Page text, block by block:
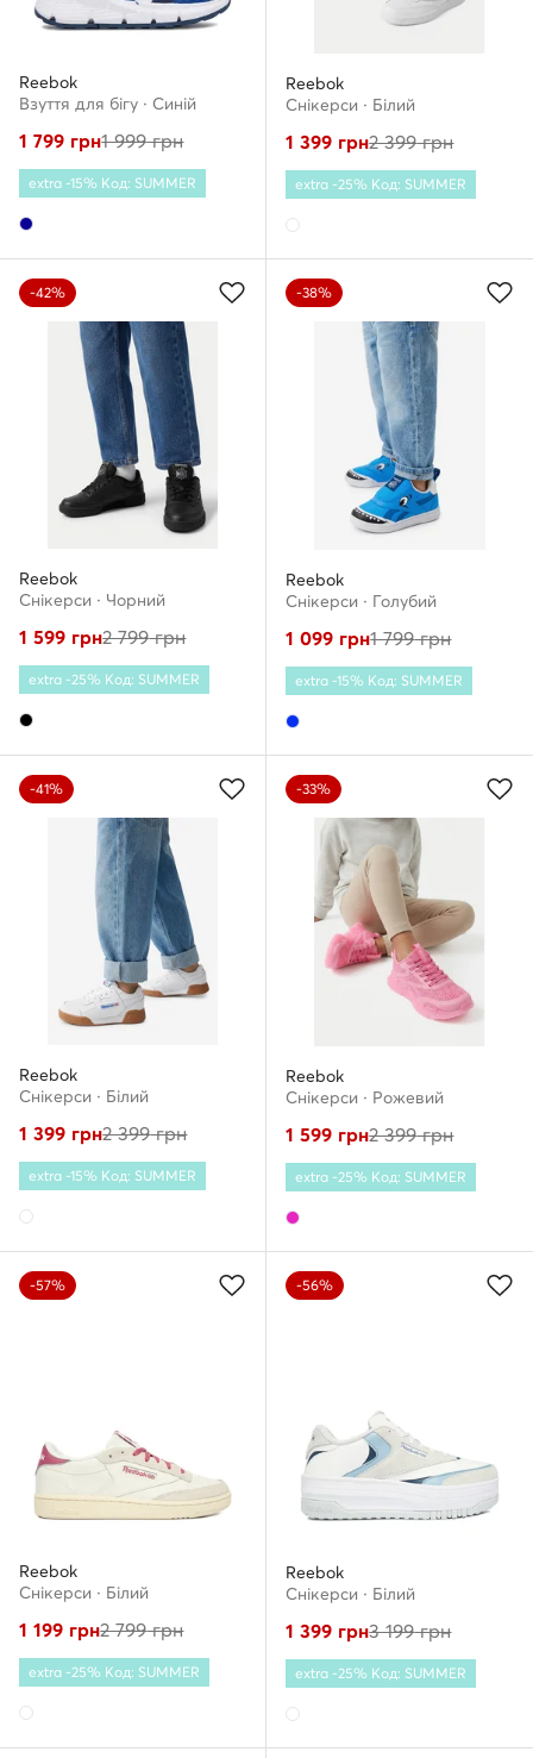
Reebok
Взуття для бігу · Cиній
1 799 грн1 999грн
extra -15% Код: SUMMER
Reebok
Снікерcи · Білий
1 399 грн2 399грн
extra -25% Код: SUMMER
-42%
Reebok
Снікерcи · Чорний
1 599 грн2 799грн
extra -25% Код: SUMMER
-38%
Reebok
Снікерcи · Голубий
1 099 грн1 799грн
extra -15% Код: SUMMER
-41%
Reebok
Снікерcи · Білий
1 399 грн2 399грн
extra -15% Код: SUMMER
-33%
Reebok
Снікерcи · Рожевий
1 599 грн2 399грн
extra -25% Код: SUMMER
-57%
Reebok
Снікерcи · Білий
1 199 грн2 799грн
extra -25% Код: SUMMER
-56%
Reebok
Снікерcи · Білий
1 399 грн3 199грн
extra -25% Код: SUMMER